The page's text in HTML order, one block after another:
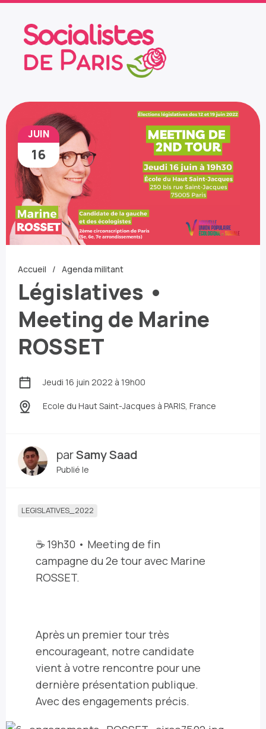
JUIN
16
Accueil Agenda militant
Législatives •
Meeting de Marine
ROSSET
Jeudi 16 juin 2022 à 19h00
Ecole du Haut Saint-Jacques à PARIS, France
parSamy Saad
Publié le
LEGISLATIVES_2022
☕️ 19h30 • Meeting de fin
campagne du 2e tour avec Marine
ROSSET.
Après un premier tour très
encourageant, notre candidate
vient à votre rencontre pour une
dernière présentation publique.
Avec des engagements précis.